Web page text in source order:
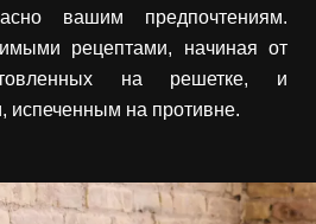
вашим предпочтениям.
рецептами, начиная от
на решетке, и
испеченным на противне.